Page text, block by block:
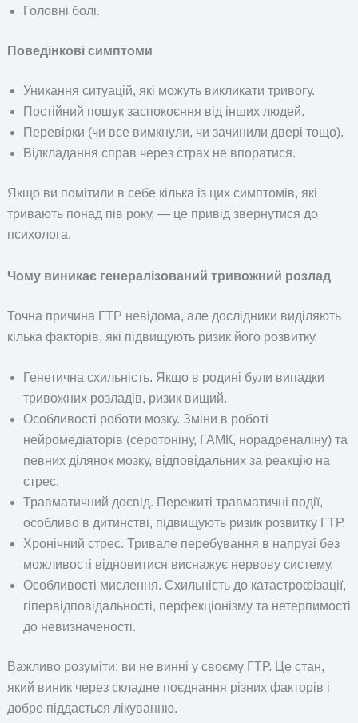
Головні болі.
Поведінкові симптоми
Уникання ситуацій, які можуть викликати тривогу.
Постійний пошук заспокоєння від інших людей.
Перевірки (чи все вимкнули, чи зачинили двері тощо).
Відкладання справ через страх не впоратися.
Якщо ви помітили в себе кілька із цих симптомів, які
тривають понад пів року, — це привід звернутися до
психолога.
Чому виникає генералізований тривожний розлад
Точна причина ГТР невідома, але дослідники виділяють
кілька факторів, які підвищують ризик його розвитку.
Генетична схильність. Якщо в родині були випадки
тривожних розладів, ризик вищий.
Особливості роботи мозку. Зміни в роботі
нейромедіаторів (серотоніну, ГАМК, норадреналіну) та
певних ділянок мозку, відповідальних за реакцію на
стрес.
Травматичний досвід. Пережиті травматичні події,
особливо в дитинстві, підвищують ризик розвитку ГТР.
Хронічний стрес. Тривале перебування в напрузі без
можливості відновитися виснажує нервову систему.
Особливості мислення. Схильність до катастрофізації,
гіпервідповідальності, перфекціонізму та нетерпимості
до невизначеності.
Важливо розуміти: ви не винні у своєму ГТР. Це стан,
який виник через складне поєднання різних факторів і
добре піддається лікуванню.